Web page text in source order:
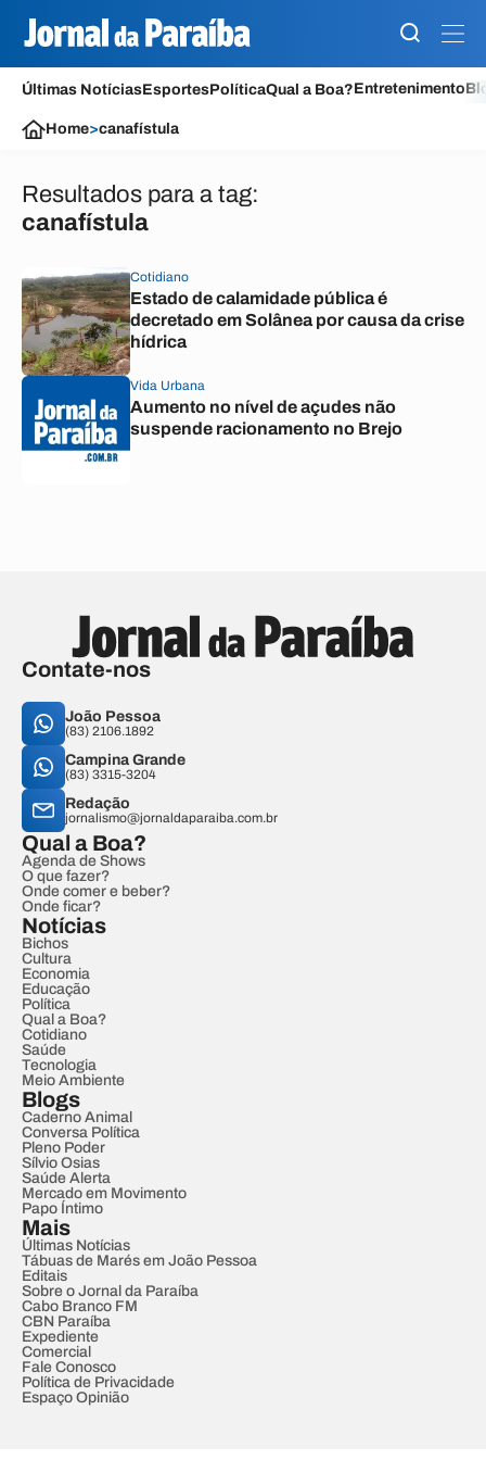
Últimas NotíciasEsportesPolíticaQual a Boa?Entretenimento
Home>canafístula
Resultados para a tag:
canafístula
Cotidiano
Estado de calamidade pública é
decretado em Solânea por causa da crise
hídrica
Vida Urbana
Aumento no nível de açudes não
suspende racionamento no Brejo
Contate-nos
João Pessoa
(83) 2106.1892
Campina Grande
(83) 3315-3204
Redação
jornalismo@jornaldaparaiba.com.br
Qual a Boa?
Agenda de Shows
O que fazer?
Onde comer e beber?
Onde ficar?
Notícias
Bichos
Cultura
Economia
Educação
Política
Qual a Boa?
Cotidiano
Saúde
Tecnologia
Meio Ambiente
Blogs
Caderno Animal
Conversa Política
Pleno Poder
Sílvio Osias
Saúde Alerta
Mercado em Movimento
Papo Íntimo
Mais
Últimas Notícias
Tábuas de Marés em João Pessoa
Editais
Sobre o Jornal da Paraíba
Cabo Branco FM
CBN Paraíba
Expediente
Comercial
Fale Conosco
Política de Privacidade
Espaço Opinião